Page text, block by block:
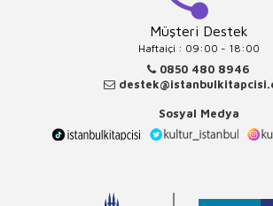
Müşteri Destek
Haftaiçi : 09:00 - 18:00
0850 480 8946
Sosyal Medya